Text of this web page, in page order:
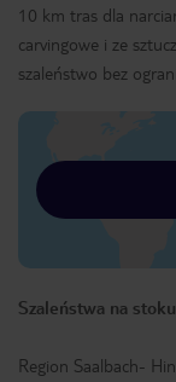
10 km tras dla
carvingowe i ze
szaleństwo bez
Szaleństwa na stoku
Region Saalbach-